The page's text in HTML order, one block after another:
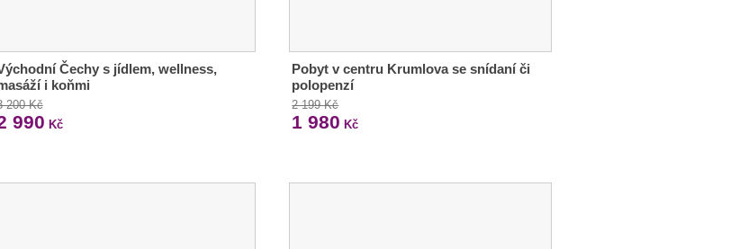
Čechy s jídlem, wellness,
i koňmi
200 Kč
990 Kč
Pobyt v centru Krumlova se snídaní či
polopenzí
2 199 Kč
1 980 Kč